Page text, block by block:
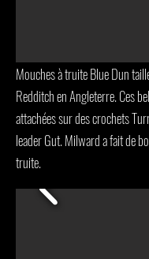
Mouches à truite Blue Dun
Redditch en Angleterre. Ces
attachées sur des crochets
leader Gut. Milward a fait de
truite.